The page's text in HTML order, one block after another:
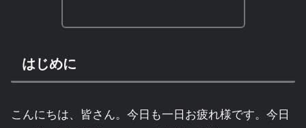
はじめに
こんにちは、皆さん。今日も一日お疲れ様です。今日